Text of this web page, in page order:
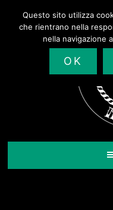
contenuto
Questo sito utilizza
che rientrano nella
nella navigazione
OK